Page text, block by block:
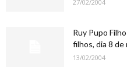
27/02/2004
Ruy Pupo
filhos, dia 8 de
13/02/2004